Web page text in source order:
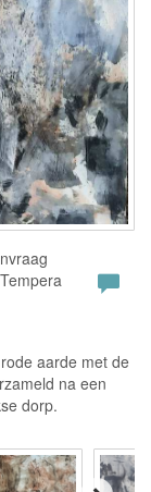
aarde met de
na een
dorp.